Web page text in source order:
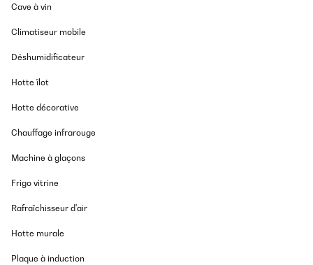
Cave à vin
Climatiseur mobile
Déshumidificateur
Hotte îlot
Hotte décorative
Chauffage infrarouge
Machine à glaçons
Frigo vitrine
Rafraîchisseur d'air
Hotte murale
Plaque à induction